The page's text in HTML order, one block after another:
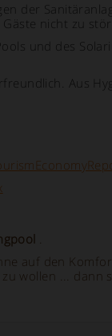
der
nicht zu
und des
Aus
.
auf den
wollen ... dann